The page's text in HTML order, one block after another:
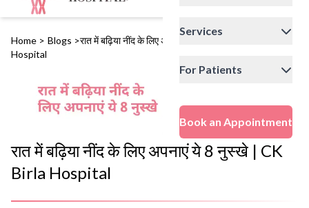
Services
For Patients
Book an Appointment
Home > Blogs >रात में बढ़िया नींद के लिए अपनाएं ये 8 नुस्खे | CK Birla
Hospital
रात में बढ़िया नींद के लिए अपनाएं ये 8 नुस्खे | CK
Birla Hospital